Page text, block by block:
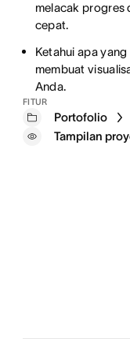
melacak progres
cepat.
Ketahui apa
membuat
Anda.
FITUR
Portofolio
Tampilan